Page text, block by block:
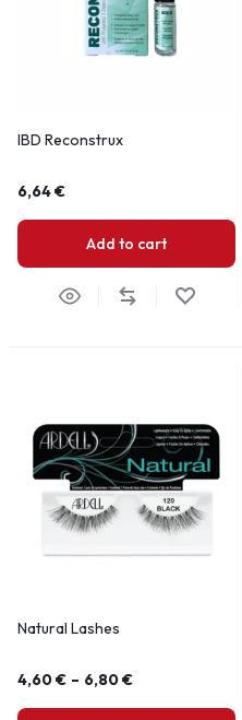
IBD Reconstrux
6,64€
Add to cart
Natural Lashes
4,60€ – 6,80€